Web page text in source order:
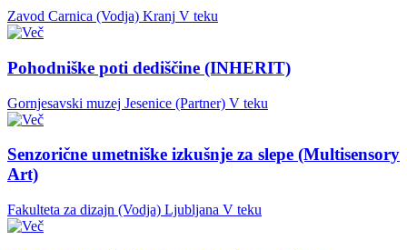
Zavod Carnica (Vodja) Kranj V teku
Pohodniške poti dediščine (INHERIT)
Gornjesavski muzej Jesenice (Partner) V teku
Senzorične umetniške izkušnje za slepe (Multisensory
Art)
Fakulteta za dizajn (Vodja) Ljubljana V teku